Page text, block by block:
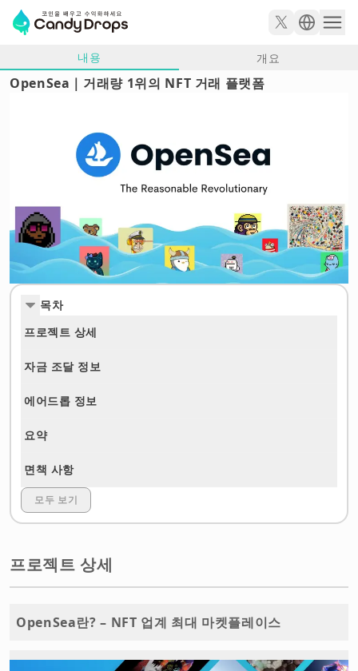
내용 개요
OpenSea｜거래량 1위의 NFT 거래 플랫폼
목차
프로젝트 상세
자금 조달 정보
에어드롭 정보
요약
면책 사항
모두 보기
프로젝트 상세
OpenSea란? – NFT 업계 최대 마켓플레이스